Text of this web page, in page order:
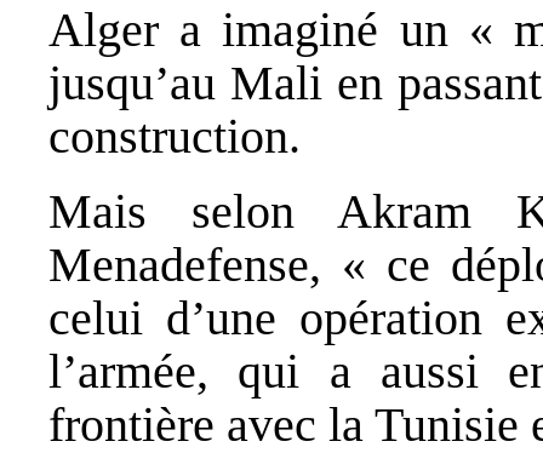
Alger a imaginé un «
jusqu’au Mali en
construction.
Mais selon Akram
Menadefense, « ce
celui d’une opération
l’armée, qui a aussi
frontière avec la Tunisie